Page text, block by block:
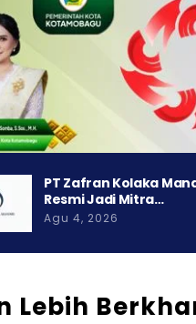
PT Zafran Kolaka
Resmi Jadi Mitra…
Agu 4, 2026